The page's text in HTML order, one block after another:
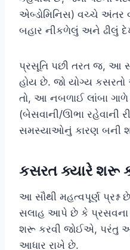
એબ્ડોમિનિસ) વચ્ચે
બહાર નીકળેલું અને ઢીલું
પ્રસૂતિ પછી તરત જ, આ
હોય છે. જો યોગ્ય
તો, આ નબળાઈ લાંબા ગાળે
(બેસવાની/ઊભા રહેવાની
સમસ્યાઓનું કારણ બની
કસરત ક્યારે શરૂ
આ સૌથી મહત્વપૂર્ણ પ્રશ્ન
સલાહ આપે છે કે પ્રસવના
શરૂ કરવી જોઈએ, પરંતુ આ
આધાર રાખે છે.